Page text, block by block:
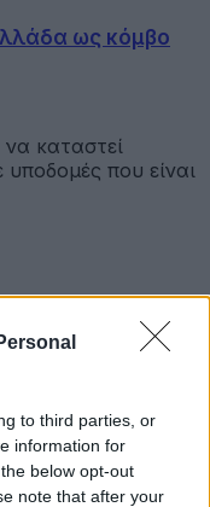
to third parties, or
information for
below opt-out
note that after your
ως κόμβο
καταστεί
που είναι
Maxus T60 Max
Έργων η
ψηφιακό